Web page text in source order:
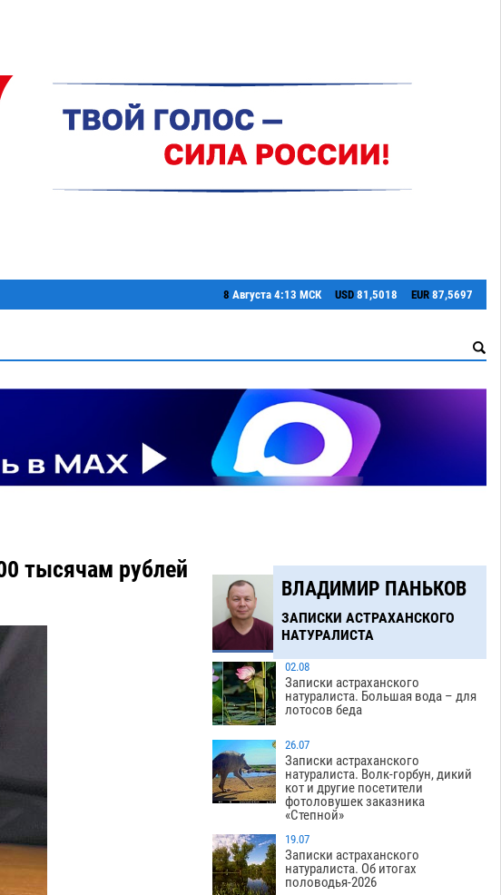
8 Августа 4:13 МСК USD 81,5018 EUR 87,5697
тысячам рублей
ВЛАДИМИР ПАНЬКОВ
ЗАПИСКИ АСТРАХАНСКОГО
НАТУРАЛИСТА
02.08
Записки астраханского
натуралиста. Большая вода – для
лотосов беда
26.07
Записки астраханского
натуралиста. Волк-горбун, дикий
кот и другие посетители
фотоловушек заказника
«Степной»
19.07
Записки астраханского
натуралиста. Об итогах
половодья-2026